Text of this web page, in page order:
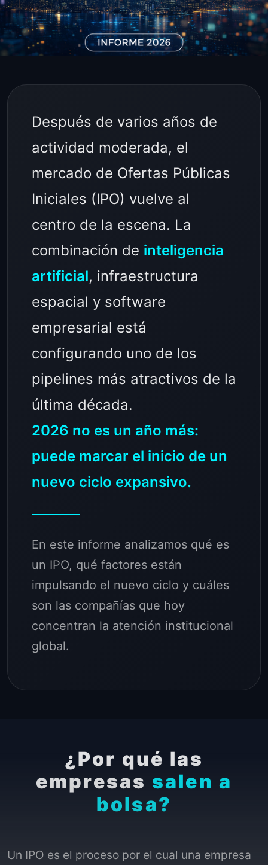
Después de varios años de
actividad moderada, el
mercado de Ofertas Públicas
Iniciales (IPO) vuelve al
centro de la escena. La
combinación de inteligencia
artificial, infraestructura
espacial y software
empresarial está
configurando uno de los
pipelines más atractivos de la
última década.
2026 no es un año más:
puede marcar el inicio de un
nuevo ciclo expansivo.
En este informe analizamos qué es
un IPO, qué factores están
impulsando el nuevo ciclo y cuáles
son las compañías que hoy
concentran la atención institucional
global.
¿Por qué las
empresas salen a
bolsa?
Un IPO es el proceso por el cual una empresa